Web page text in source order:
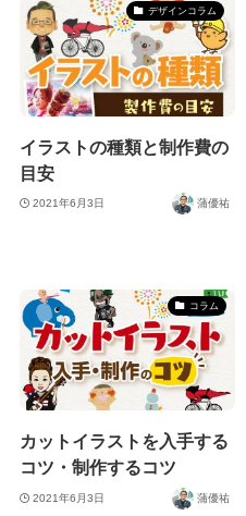
デザインコラム
イラストの種類と制作費の
目安
2021年6月3日 蒲優祐
コラム
カットイラストを入手する
コツ・制作するコツ
2021年6月3日 蒲優祐